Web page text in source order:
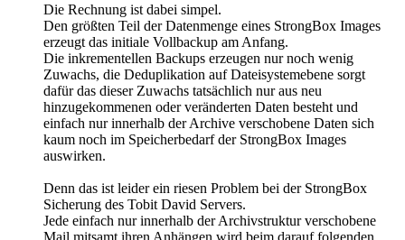
Die Rechnung ist dabei simpel.
Den größten Teil der Datenmenge eines StrongBox Images
erzeugt das initiale Vollbackup am Anfang.
Die inkrementellen Backups erzeugen nur noch wenig
Zuwachs, die Deduplikation auf Dateisystemebene sorgt
dafür das dieser Zuwachs tatsächlich nur aus neu
hinzugekommenen oder veränderten Daten besteht und
einfach nur innerhalb der Archive verschobene Daten sich
kaum noch im Speicherbedarf der StrongBox Images
auswirken.
Denn das ist leider ein riesen Problem bei der StrongBox
Sicherung des Tobit David Servers.
Jede einfach nur innerhalb der Archivstruktur verschobene
Mail mitsamt ihren Anhängen wird beim darauf folgenden